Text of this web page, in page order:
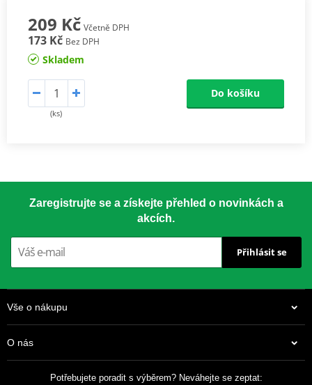
209 Kč Včetně DPH
173 Kč Bez DPH
Skladem
(ks)
Do košíku
Zaregistrujte se a získejte přehled o novinkách a
akcích.
Přihlásit se
Vše o nákupu
O nás
Potřebujete poradit s výběrem? Neváhejte se zeptat: